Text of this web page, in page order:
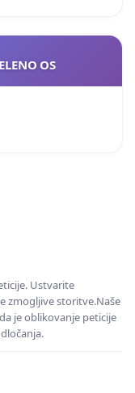
OS
Ustvarite
zmogljive storitve.Naše
je oblikovanje peticije